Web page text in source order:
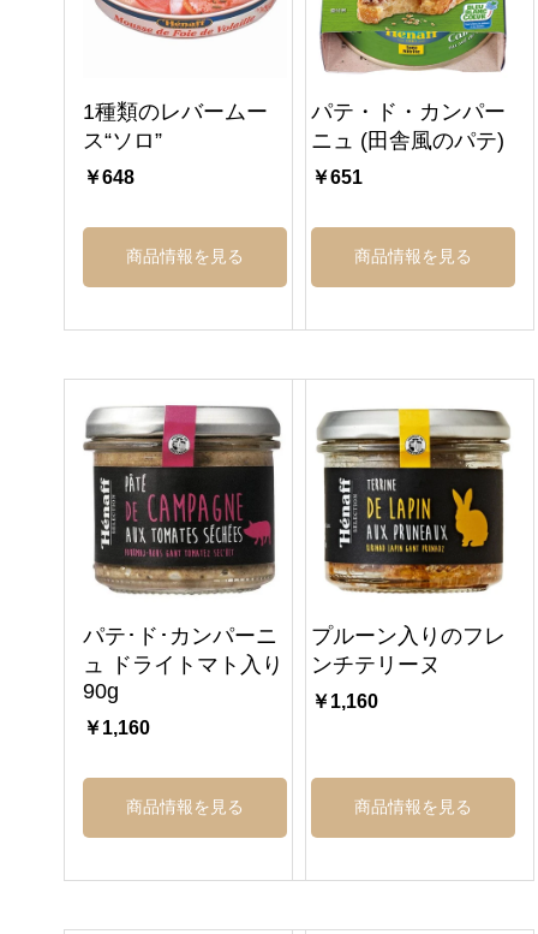
1種類のレバームー
ス“ソロ”
￥648
商品情報を見る
パテ・ド・カンパー
ニュ (田舎風のパテ)
￥651
商品情報を見る
パテ･ド･カンパーニ
ュ ドライトマト入り
90g
￥1,160
商品情報を見る
プルーン入りのフレ
ンチテリーヌ
￥1,160
商品情報を見る